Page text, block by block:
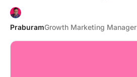
PraburamGrowth Marketing Manager